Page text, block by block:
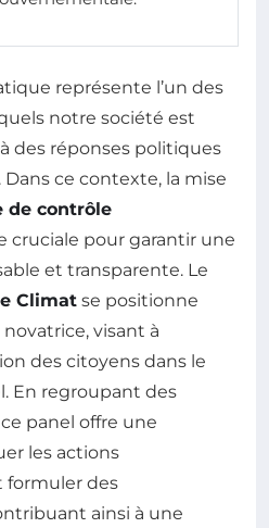
représente l’un des
notre société est
des réponses politiques
ce contexte, la mise
de contrôle
cruciale pour garantir une
et transparente. Le
Climat se positionne
visant à
des citoyens dans le
En regroupant des
panel offre une
les actions
formuler des
ainsi à une